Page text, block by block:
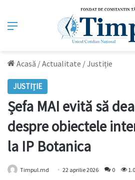
Meniu
Acasă /Actualitate /Justiție
JUSTIȚIE
Șefa MAI evită să
despre obiectele
la IP Botanica
Timpul.md 22 aprilie 2026 0